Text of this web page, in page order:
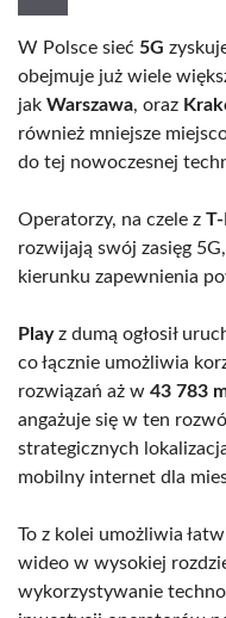
W Polsce sieć 5G
obejmuje już wiele
jak Warszawa, oraz
również mniejsze
do tej nowoczesnej
Operatorzy, na czele z
rozwijają swój zasięg
kierunku zapewnienia
Playz dumą ogłosił
co łącznie umożliwia
rozwiązań aż w 43 783
angażuje się w ten
strategicznych
mobilny internet dla
To z kolei umożliwia
wideo w wysokiej
wykorzystywanie